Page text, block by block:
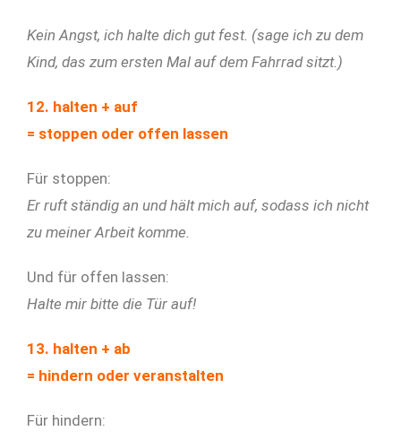
Kein Angst, ich halte dich gut fest. (sage ich zu dem
Kind, das zum ersten Mal auf dem Fahrrad sitzt.)
12. halten + auf
= stoppen oder offen lassen
Für stoppen:
Er ruft ständig an und hält mich auf, sodass ich nicht
zu meiner Arbeit komme.
Und für offen lassen:
Halte mir bitte die Tür auf!
13. halten + ab
= hindern oder veranstalten
Für hindern: